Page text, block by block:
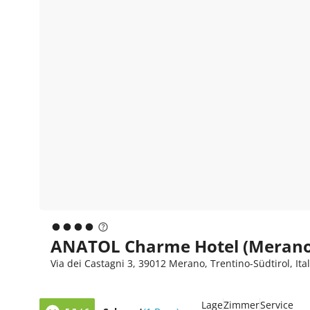
ANATOL Charme Hotel
Via dei Castagni 3, 39012 Merano, Trentino-Südtirol,
LageZimmerService